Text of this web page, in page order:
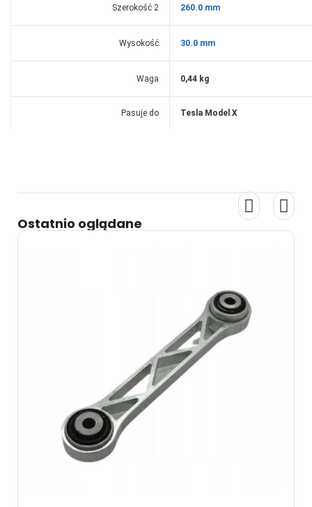
Szerokość 2 260.0 mm
Wysokość 30.0 mm
Waga 0,44 kg
Pasuje do Tesla Model X
Ostatnio oglądane